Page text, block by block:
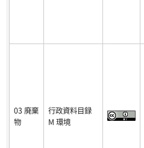
03 廃棄
物
行政資料目録
M 環境